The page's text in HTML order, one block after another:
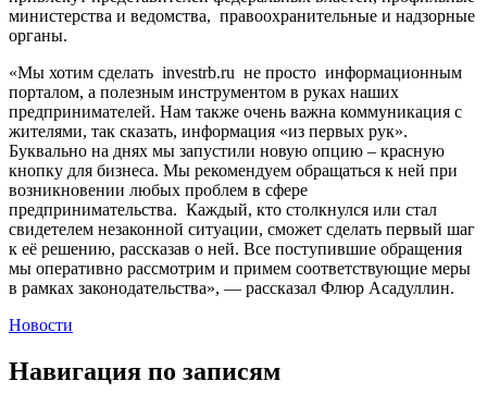
министерства и ведомства, правоохранительные и надзорные
органы.
«Мы хотим сделать investrb.ru не просто информационным
порталом, а полезным инструментом в руках наших
предпринимателей. Нам также очень важна коммуникация с
жителями, так сказать, информация «из первых рук».
Буквально на днях мы запустили новую опцию – красную
кнопку для бизнеса. Мы рекомендуем обращаться к ней при
возникновении любых проблем в сфере
предпринимательства. Каждый, кто столкнулся или стал
свидетелем незаконной ситуации, сможет сделать первый шаг
к её решению, рассказав о ней. Все поступившие обращения
мы оперативно рассмотрим и примем соответствующие меры
в рамках законодательства», — рассказал Флюр Асадуллин.
Новости
Навигация по записям